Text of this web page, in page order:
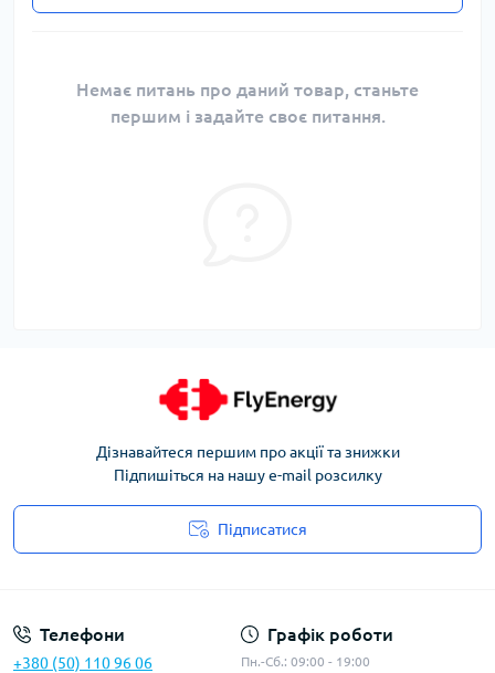
Немає питань про даний товар, станьте
першим і задайте своє питання.
Дізнавайтеся першим про акції та знижки
Підпишіться на нашу e-mail розсилку
Підписатися
Телефони
+380 (50) 110 96 06
Графік роботи
Пн.-Сб.: 09:00 - 19:00